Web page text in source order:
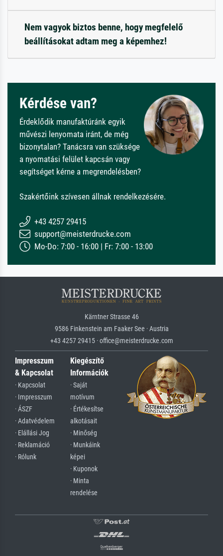
Nem vagyok biztos benne, hogy megfelelő
beállításokat adtam meg a képemhez!
Kérdése van?
Érdeklődik manufaktúránk egyik
művészi lenyomata iránt, de még
bizonytalan? Tanácsra van szüksége
a nyomatási felület kapcsán vagy
segítséget kérne a megrendelésben?
Szakértőink szívesen állnak rendelkezésére.
+43 4257 29415
support@meisterdrucke.com
Mo-Do: 7:00 - 16:00 | Fr: 7:00 - 13:00
Kärntner Strasse 46
9586 Finkenstein am Faaker See · Austria
+43 4257 29415 · office@meisterdrucke.com
Impresszum
& Kapcsolat
· Kapcsolat
· Impresszum
· ÁSZF
· Adatvédelem
· Elállási Jog
· Reklamáció
· Rólunk
Kiegészítő
Információk
· Saját
motívum
· Értékesítse
alkotásait
· Minőség
· Munkáink
képei
· Kuponok
· Minta
rendelése